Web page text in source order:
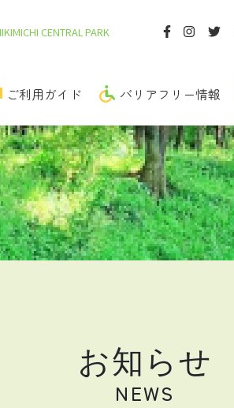
CENTRAL PARK
ご利用ガイド バリアフリー情報
お知らせ
NEWS